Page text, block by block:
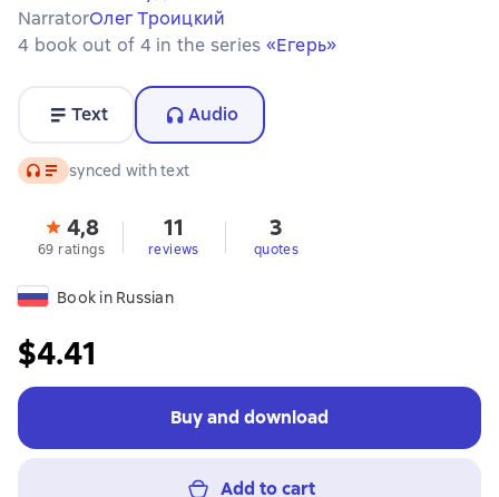
NarratorОлег Троицкий
4 book out of 4 in the series «Егерь»
Text Audio
Audio synced with text
4,8
69 ratings
11
reviews
3
quotes
Book in Russian
$4.41
Buy and download
Add to cart